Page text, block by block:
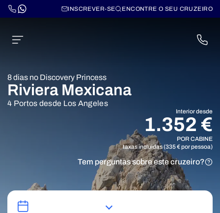
INSCREVER-SE ENCONTRE O SEU CRUZEIRO
8 dias no Discovery Princess
Riviera Mexicana
4 Portos desde Los Angeles
Interior desde
1.352 €
POR CABINE
taxas incluidas (335 € por pessoa)
Tem perguntas sobre este cruzeiro?